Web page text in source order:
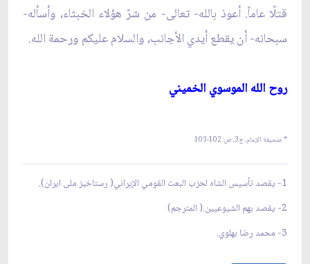
قتلًا عاماً. أعوذ بالله- تعالى- من شرّ هؤلاء الخبثاء، وأسأله-
سبحانه- أن يقطع أيدي الأجانب، والسلام عليكم ورحمة الله.
روح الله الموسوي الخميني
* صحيفة الإمام، ج‏3، ص: 102-103
1- يقصد تأسيس الشاه لحزب البعث القومي الإيراني( رستاخيز ملى ايران).
2- يقصد بهم الشيوعيين.( المترجم)
3- محمد رضا بهلوي.